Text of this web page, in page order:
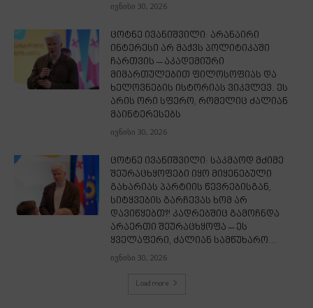
ივნისი 30, 2026
ცოტნე ივანიშვილი: არანაირი
ინტერესი არ მაქვს პოლიტიკაში
ჩართვის – აკადემიური
მიმართულებით ფილოსოფიას და
ხელოვნების ისტორიას ვიკვლევ. ეს
არის ორი სფერო, რომელიც ძალიან
მაინტერესებს
ივნისი 30, 2026
ცოტნე ივანიშვილი: საკმაოდ მძიმე
შეურაცხყოფები იყო მიყენებული
გახარიას პარტიის წევრებისგან,
სიტყვების გარჩევას ხომ არ
დავიწყებთ?! კადრებშიც გამოჩნდა
არაერთი შეურაცხყოფა – ეს
ყველაფერი, ძალიან სამწუხარო...
ივნისი 30, 2026
Load more